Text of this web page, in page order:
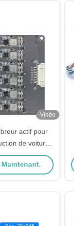
Vidéo
actif pour
de voiture
de support
actif